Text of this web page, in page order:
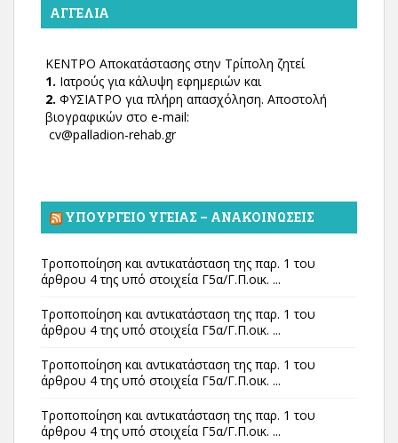
ΑΓΓΕΛΊΑ
ΚΕΝΤΡΟ Αποκατάστασης στην Τρίπολη ζητεί
1. Ιατρούς για κάλυψη εφημεριών και
2. ΦΥΣΙΑΤΡΟ για πλήρη απασχόληση. Αποστολή
βιογραφικών στο e-mail:
cv@palladion-rehab.gr
ΥΠΟΥΡΓΕΊΟ ΥΓΕΊΑΣ – ΑΝΑΚΟΙΝΏΣΕΙΣ
Τροποποίηση και αντικατάσταση της παρ. 1 του
άρθρου 4 της υπό στοιχεία Γ5α/Γ.Π.οικ. ...
Τροποποίηση και αντικατάσταση της παρ. 1 του
άρθρου 4 της υπό στοιχεία Γ5α/Γ.Π.οικ. ...
Τροποποίηση και αντικατάσταση της παρ. 1 του
άρθρου 4 της υπό στοιχεία Γ5α/Γ.Π.οικ. ...
Τροποποίηση και αντικατάσταση της παρ. 1 του
άρθρου 4 της υπό στοιχεία Γ5α/Γ.Π.οικ. ...